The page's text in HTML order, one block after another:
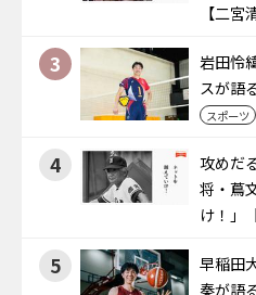
【二宮
3
岩田怜
スが語
スポーツ
4
攻めだ
将・蔦
け！」
5
早稲田
秦が語